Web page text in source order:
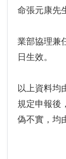
命張元康先
業部協理兼
日生效。
以上資料均
規定申報後
偽不實，均